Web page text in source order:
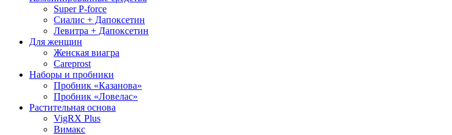
Super P-forсe
Сиалис + Дапоксетин
Левитра + Дапоксетин
Для женщин
Женская виагра
Careprost
Наборы и пробники
Пробник «Казанова»
Пробник «Ловелас»
Растительная основа
VigRX Plus
Вимакс